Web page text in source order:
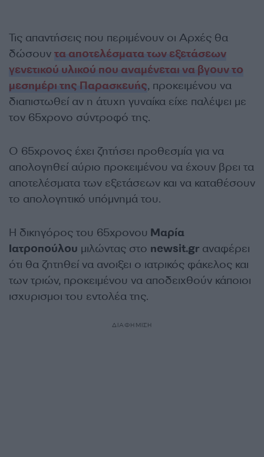
Τις απαντήσεις που περιμένουν οι Αρχές θα
δώσουν τα αποτελέσματα των εξετάσεων
γενετικού υλικού που αναμένεται να βγουν το
μεσημέρι της Παρασκευής, προκειμένου να
διαπιστωθεί αν η άτυχη γυναίκα είχε παλέψει με
τον 65χρονο σύντροφό της.
Ο 65χρονος έχει ζητήσει προθεσμία για να
απολογηθεί αύριο προκειμένου να έχουν βρει τα
αποτελέσματα των εξετάσεων και να καταθέσουν
το απολογητικό υπόμνημά του.
Η δικηγόρος του 65χρονου Μαρία
Ιατροπούλου μιλώντας στο newsit.gr αναφέρει
ότι θα ζητηθεί να ανοιξει ο ιατρικός φάκελος και
των τριών, προκειμένου να αποδειχθούν κάποιοι
ισχυρισμοι του εντολέα της.
ΔΙΑΦΗΜΙΣΗ